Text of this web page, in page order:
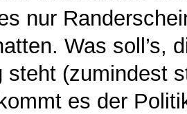
nur
Was soll’s,
steht (zumindest
es der